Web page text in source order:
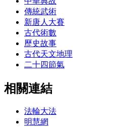
傳統武術
新唐人大賽
古代術數
歷史故事
古代天文地理
二十四節氣
相關連結
法輪大法
明慧網